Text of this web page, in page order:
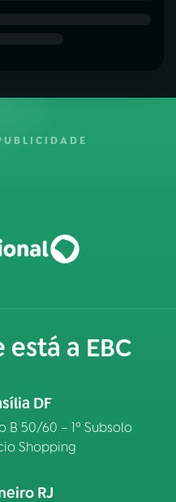
a EBC
DF
B 50/60 – 1º Subsolo
Shopping
RJ